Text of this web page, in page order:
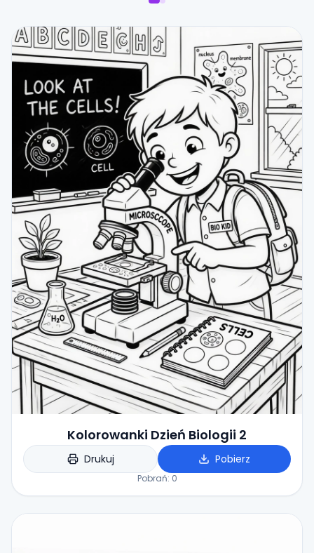
Kolorowanki Dzień Biologii 2
Drukuj Pobierz
Pobrań: 0